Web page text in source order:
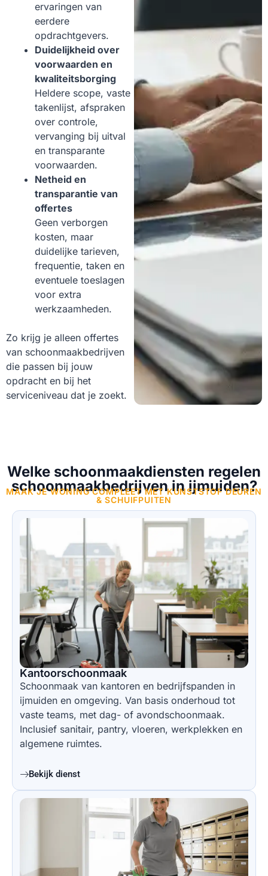
ervaringen van
eerdere
opdrachtgevers.
Duidelijkheid over
voorwaarden en
kwaliteitsborging
Heldere scope, vaste
takenlijst, afspraken
over controle,
vervanging bij uitval
en transparante
voorwaarden.
Netheid en
transparantie van
offertes
Geen verborgen
kosten, maar
duidelijke tarieven,
frequentie, taken en
eventuele toeslagen
voor extra
werkzaamheden.
Zo krijg je alleen offertes
van schoonmaakbedrijven
die passen bij jouw
opdracht en bij het
serviceniveau dat je zoekt.
Welke schoonmaakdiensten regelen
schoonmaakbedrijven in ijmuiden?
MAAK JE WONING COMPLEET MET KUNSTSTOF DEUREN
& SCHUIFPUITEN
Kantoorschoonmaak
Schoonmaak van kantoren en bedrijfspanden in
ijmuiden en omgeving. Van basis onderhoud tot
vaste teams, met dag- of avondschoonmaak.
Inclusief sanitair, pantry, vloeren, werkplekken en
algemene ruimtes.
Bekijk dienst